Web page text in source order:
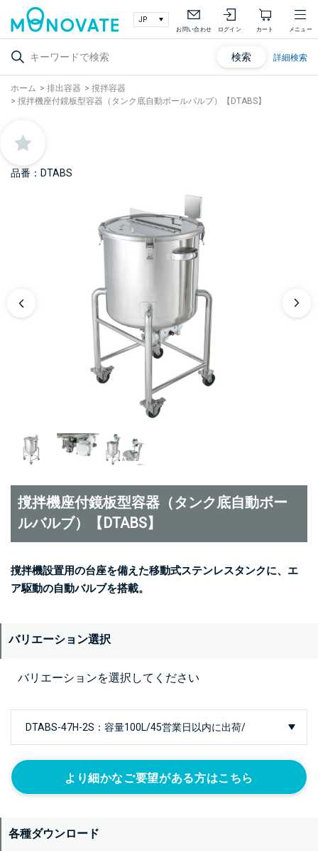
お問い合わせ ログイン カート メニュー
検索 詳細検索
ホーム > 排出容器 > 撹拌容器
> 撹拌機座付鏡板型容器（タンク底自動ボールバルブ）【DTABS】
品番：DTABS
撹拌機座付鏡板型容器（タンク底自動ボー
ルバルブ）【DTABS】
撹拌機設置用の台座を備えた移動式ステンレスタンクに、エ
ア駆動の自動バルブを搭載。
バリエーション選択
バリエーションを選択してください
より細かなご要望がある方はこちら
各種ダウンロード